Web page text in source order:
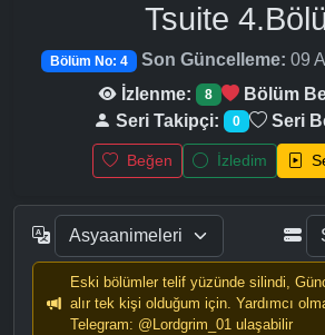
Tsuite
Bölüm No: 4 Son Güncelleme: 09
İzlenme:
8 Bölüm
Seri Takipçi: 0 Seri
Beğen İzledim
Eski bölümler telif yüzünde silindi,
alır tek kişi olduğum için. Yardımcı
Telegram: @Lordgrim_01 ulaşabilir